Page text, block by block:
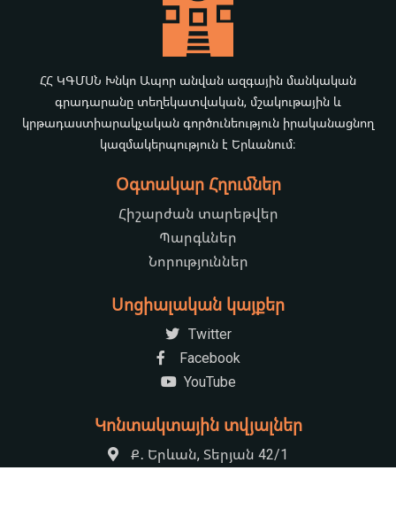
ՀՀ ԿԳՄՍՆ Խնկո Ապոր անվան ազգային մանկական
գրադարանը տեղեկատվական, մշակութային և
կրթադաստիարակչական գործունեություն իրականացնող
կազմակերպություն է Երևանում։
Օգտակար Հղումներ
Հիշարժան տարեթվեր
Պարգևներ
Նորություններ
Սոցիալական կայքեր
Twitter
Facebook
YouTube
Կոնտակտային տվյալներ
Ք․ Երևան, Տերյան 42/1